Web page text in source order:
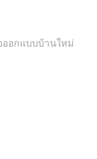
อกแบบบ้านใหม่